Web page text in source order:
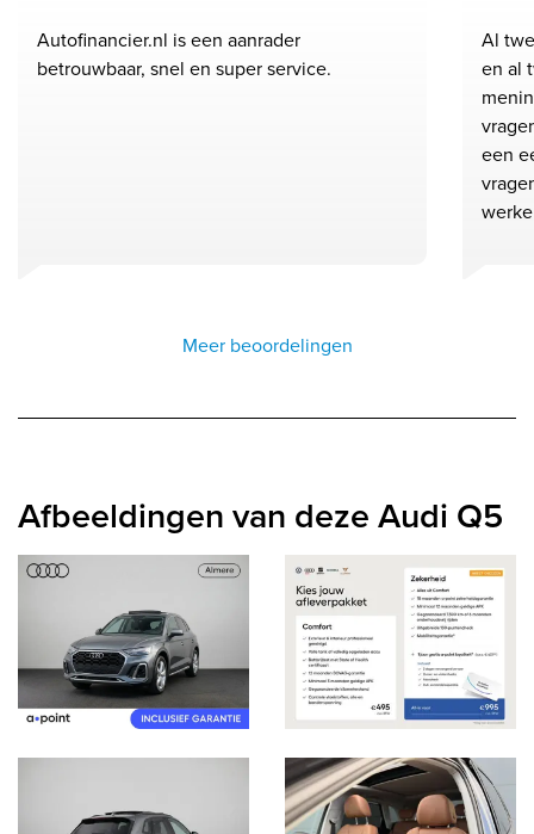
Autofinancier.nl is een aanrader
betrouwbaar, snel en super service.
Al
en al
een
Meer beoordelingen
Afbeeldingen van deze Audi Q5